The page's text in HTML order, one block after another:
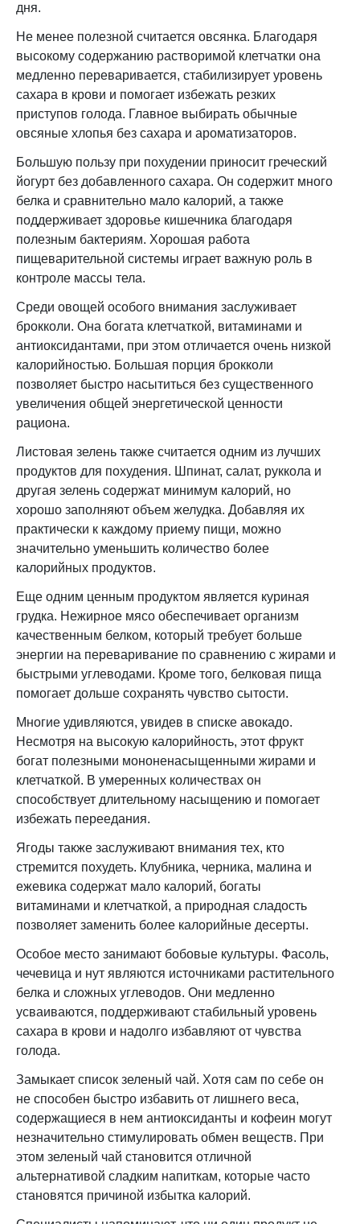
дня.
Не менее полезной считается овсянка. Благодаря
высокому содержанию растворимой клетчатки она
медленно переваривается, стабилизирует уровень
сахара в крови и помогает избежать резких
приступов голода. Главное выбирать обычные
овсяные хлопья без сахара и ароматизаторов.
Большую пользу при похудении приносит греческий
йогурт без добавленного сахара. Он содержит много
белка и сравнительно мало калорий, а также
поддерживает здоровье кишечника благодаря
полезным бактериям. Хорошая работа
пищеварительной системы играет важную роль в
контроле массы тела.
Среди овощей особого внимания заслуживает
брокколи. Она богата клетчаткой, витаминами и
антиоксидантами, при этом отличается очень низкой
калорийностью. Большая порция брокколи
позволяет быстро насытиться без существенного
увеличения общей энергетической ценности
рациона.
Листовая зелень также считается одним из лучших
продуктов для похудения. Шпинат, салат, руккола и
другая зелень содержат минимум калорий, но
хорошо заполняют объем желудка. Добавляя их
практически к каждому приему пищи, можно
значительно уменьшить количество более
калорийных продуктов.
Еще одним ценным продуктом является куриная
грудка. Нежирное мясо обеспечивает организм
качественным белком, который требует больше
энергии на переваривание по сравнению с жирами и
быстрыми углеводами. Кроме того, белковая пища
помогает дольше сохранять чувство сытости.
Многие удивляются, увидев в списке авокадо.
Несмотря на высокую калорийность, этот фрукт
богат полезными мононенасыщенными жирами и
клетчаткой. В умеренных количествах он
способствует длительному насыщению и помогает
избежать переедания.
Ягоды также заслуживают внимания тех, кто
стремится похудеть. Клубника, черника, малина и
ежевика содержат мало калорий, богаты
витаминами и клетчаткой, а природная сладость
позволяет заменить более калорийные десерты.
Особое место занимают бобовые культуры. Фасоль,
чечевица и нут являются источниками растительного
белка и сложных углеводов. Они медленно
усваиваются, поддерживают стабильный уровень
сахара в крови и надолго избавляют от чувства
голода.
Замыкает список зеленый чай. Хотя сам по себе он
не способен быстро избавить от лишнего веса,
содержащиеся в нем антиоксиданты и кофеин могут
незначительно стимулировать обмен веществ. При
этом зеленый чай становится отличной
альтернативой сладким напиткам, которые часто
становятся причиной избытка калорий.